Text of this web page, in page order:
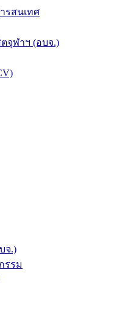
รสนเทศ
จุฬาฯ (อบจ.)
จ.)
รรม